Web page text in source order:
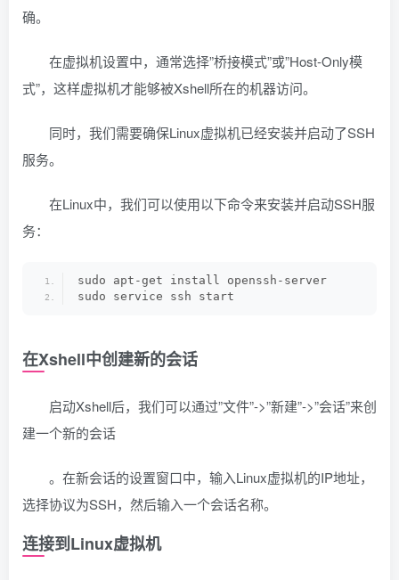
确。
在虚拟机设置中，通常选择”桥接模式”或”Host-Only模
式”，这样虚拟机才能够被Xshell所在的机器访问。
同时，我们需要确保Linux虚拟机已经安装并启动了SSH
服务。
在Linux中，我们可以使用以下命令来安装并启动SSH服
务：
sudo apt-get install openssh-server
sudo service ssh start
在Xshell中创建新的会话
启动Xshell后，我们可以通过”文件”->”新建”->”会话”来创
建一个新的会话
。在新会话的设置窗口中，输入Linux虚拟机的IP地址，
选择协议为SSH，然后输入一个会话名称。
连接到Linux虚拟机